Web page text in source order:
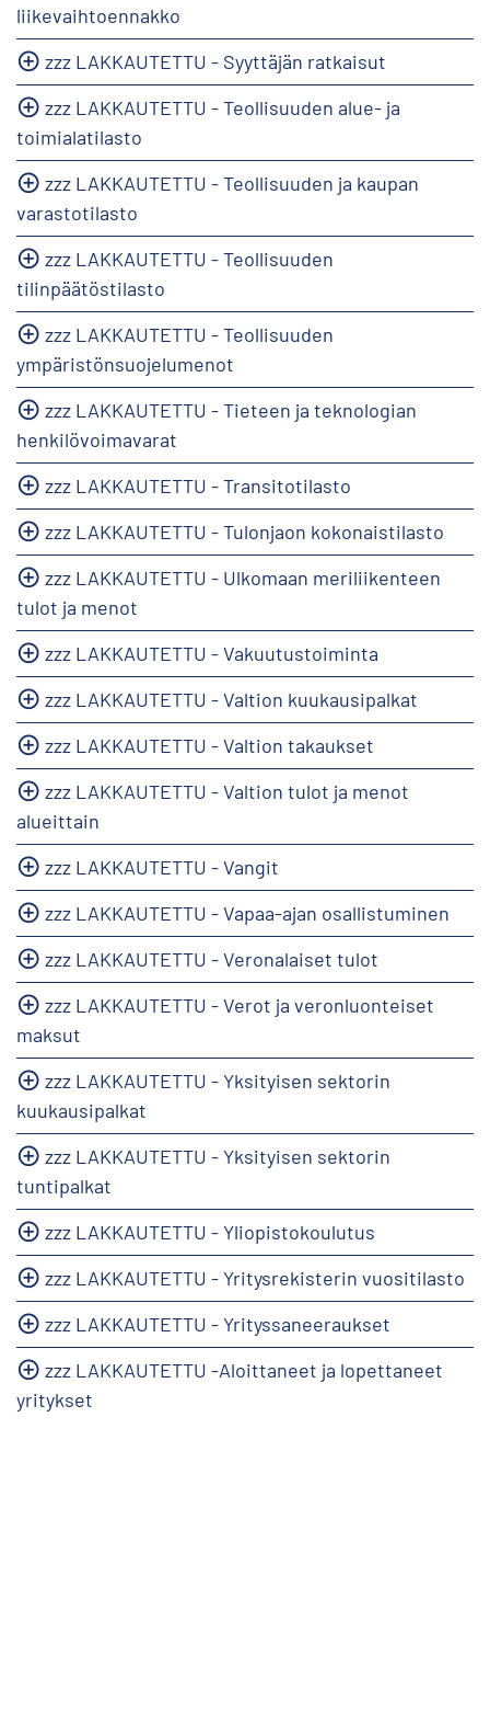
liikevaihtoennakko
zzz LAKKAUTETTU - Syyttäjän ratkaisut
zzz LAKKAUTETTU - Teollisuuden alue- ja
toimialatilasto
zzz LAKKAUTETTU - Teollisuuden ja kaupan
varastotilasto
zzz LAKKAUTETTU - Teollisuuden
tilinpäätöstilasto
zzz LAKKAUTETTU - Teollisuuden
ympäristönsuojelumenot
zzz LAKKAUTETTU - Tieteen ja teknologian
henkilövoimavarat
zzz LAKKAUTETTU - Transitotilasto
zzz LAKKAUTETTU - Tulonjaon kokonaistilasto
zzz LAKKAUTETTU - Ulkomaan meriliikenteen
tulot ja menot
zzz LAKKAUTETTU - Vakuutustoiminta
zzz LAKKAUTETTU - Valtion kuukausipalkat
zzz LAKKAUTETTU - Valtion takaukset
zzz LAKKAUTETTU - Valtion tulot ja menot
alueittain
zzz LAKKAUTETTU - Vangit
zzz LAKKAUTETTU - Vapaa-ajan osallistuminen
zzz LAKKAUTETTU - Veronalaiset tulot
zzz LAKKAUTETTU - Verot ja veronluonteiset
maksut
zzz LAKKAUTETTU - Yksityisen sektorin
kuukausipalkat
zzz LAKKAUTETTU - Yksityisen sektorin
tuntipalkat
zzz LAKKAUTETTU - Yliopistokoulutus
zzz LAKKAUTETTU - Yritysrekisterin vuositilasto
zzz LAKKAUTETTU - Yrityssaneeraukset
zzz LAKKAUTETTU -Aloittaneet ja lopettaneet
yritykset